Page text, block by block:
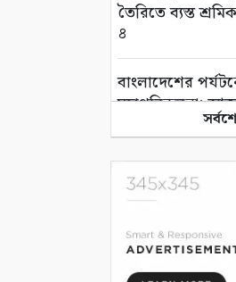
তৈরিতে ব্যস্ত শ্রমিক
৪
বাংলাদেশের
মহাপরিকল্পনা:
আগামীর বাংলাদেশ
বিশ্ব জুড়ে
৬